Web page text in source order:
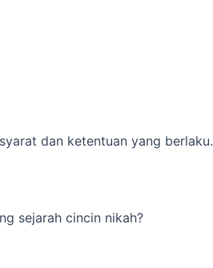
dan ketentuan yang berlaku.
sejarah cincin nikah?